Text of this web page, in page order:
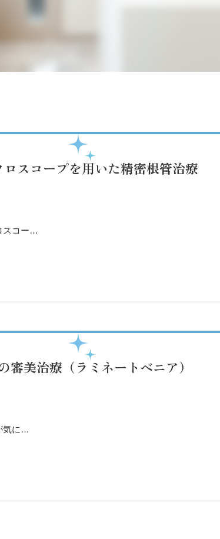
ロスコープを用いた精密根管治療
スコー…
審美治療（ラミネートベニア）
気に…